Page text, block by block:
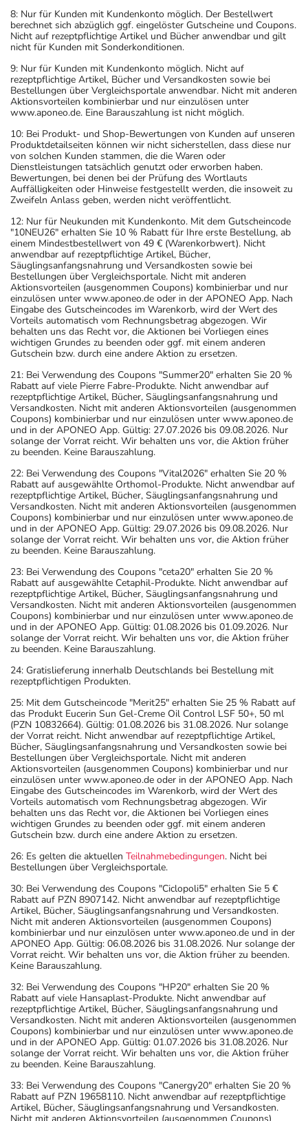
8: Nur für Kunden mit Kundenkonto möglich. Der Bestellwert
berechnet sich abzüglich ggf. eingelöster Gutscheine und Coupons.
Nicht auf rezeptpflichtige Artikel und Bücher anwendbar und gilt
nicht für Kunden mit Sonderkonditionen.
9: Nur für Kunden mit Kundenkonto möglich. Nicht auf
rezeptpflichtige Artikel, Bücher und Versandkosten sowie bei
Bestellungen über Vergleichsportale anwendbar. Nicht mit anderen
Aktionsvorteilen kombinierbar und nur einzulösen unter
www.aponeo.de. Eine Barauszahlung ist nicht möglich.
10: Bei Produkt- und Shop-Bewertungen von Kunden auf unseren
Produktdetailseiten können wir nicht sicherstellen, dass diese nur
von solchen Kunden stammen, die die Waren oder
Dienstleistungen tatsächlich genutzt oder erworben haben.
Bewertungen, bei denen bei der Prüfung des Wortlauts
Auffälligkeiten oder Hinweise festgestellt werden, die insoweit zu
Zweifeln Anlass geben, werden nicht veröffentlicht.
12: Nur für Neukunden mit Kundenkonto. Mit dem Gutscheincode
"10NEU26" erhalten Sie 10 % Rabatt für Ihre erste Bestellung, ab
einem Mindestbestellwert von 49 € (Warenkorbwert). Nicht
anwendbar auf rezeptpflichtige Artikel, Bücher,
Säuglingsanfangsnahrung und Versandkosten sowie bei
Bestellungen über Vergleichsportale. Nicht mit anderen
Aktionsvorteilen (ausgenommen Coupons) kombinierbar und nur
einzulösen unter www.aponeo.de oder in der APONEO App. Nach
Eingabe des Gutscheincodes im Warenkorb, wird der Wert des
Vorteils automatisch vom Rechnungsbetrag abgezogen. Wir
behalten uns das Recht vor, die Aktionen bei Vorliegen eines
wichtigen Grundes zu beenden oder ggf. mit einem anderen
Gutschein bzw. durch eine andere Aktion zu ersetzen.
21: Bei Verwendung des Coupons "Summer20" erhalten Sie 20 %
Rabatt auf viele Pierre Fabre-Produkte. Nicht anwendbar auf
rezeptpflichtige Artikel, Bücher, Säuglingsanfangsnahrung und
Versandkosten. Nicht mit anderen Aktionsvorteilen (ausgenommen
Coupons) kombinierbar und nur einzulösen unter www.aponeo.de
und in der APONEO App. Gültig: 27.07.2026 bis 09.08.2026. Nur
solange der Vorrat reicht. Wir behalten uns vor, die Aktion früher
zu beenden. Keine Barauszahlung.
22: Bei Verwendung des Coupons "Vital2026" erhalten Sie 20 %
Rabatt auf ausgewählte Orthomol-Produkte. Nicht anwendbar auf
rezeptpflichtige Artikel, Bücher, Säuglingsanfangsnahrung und
Versandkosten. Nicht mit anderen Aktionsvorteilen (ausgenommen
Coupons) kombinierbar und nur einzulösen unter www.aponeo.de
und in der APONEO App. Gültig: 29.07.2026 bis 09.08.2026. Nur
solange der Vorrat reicht. Wir behalten uns vor, die Aktion früher
zu beenden. Keine Barauszahlung.
23: Bei Verwendung des Coupons "ceta20" erhalten Sie 20 %
Rabatt auf ausgewählte Cetaphil-Produkte. Nicht anwendbar auf
rezeptpflichtige Artikel, Bücher, Säuglingsanfangsnahrung und
Versandkosten. Nicht mit anderen Aktionsvorteilen (ausgenommen
Coupons) kombinierbar und nur einzulösen unter www.aponeo.de
und in der APONEO App. Gültig: 01.08.2026 bis 01.09.2026. Nur
solange der Vorrat reicht. Wir behalten uns vor, die Aktion früher
zu beenden. Keine Barauszahlung.
24: Gratislieferung innerhalb Deutschlands bei Bestellung mit
rezeptpflichtigen Produkten.
25: Mit dem Gutscheincode "Merit25" erhalten Sie 25 % Rabatt auf
das Produkt Eucerin Sun Gel-Creme Oil Control LSF 50+, 50 ml
(PZN 10832664). Gültig: 01.08.2026 bis 31.08.2026. Nur solange
der Vorrat reicht. Nicht anwendbar auf rezeptpflichtige Artikel,
Bücher, Säuglingsanfangsnahrung und Versandkosten sowie bei
Bestellungen über Vergleichsportale. Nicht mit anderen
Aktionsvorteilen (ausgenommen Coupons) kombinierbar und nur
einzulösen unter www.aponeo.de oder in der APONEO App. Nach
Eingabe des Gutscheincodes im Warenkorb, wird der Wert des
Vorteils automatisch vom Rechnungsbetrag abgezogen. Wir
behalten uns das Recht vor, die Aktionen bei Vorliegen eines
wichtigen Grundes zu beenden oder ggf. mit einem anderen
Gutschein bzw. durch eine andere Aktion zu ersetzen.
26: Es gelten die aktuellen Teilnahmebedingungen. Nicht bei
Bestellungen über Vergleichsportale.
30: Bei Verwendung des Coupons "Ciclopoli5" erhalten Sie 5 €
Rabatt auf PZN 8907142. Nicht anwendbar auf rezeptpflichtige
Artikel, Bücher, Säuglingsanfangsnahrung und Versandkosten.
Nicht mit anderen Aktionsvorteilen (ausgenommen Coupons)
kombinierbar und nur einzulösen unter www.aponeo.de und in der
APONEO App. Gültig: 06.08.2026 bis 31.08.2026. Nur solange der
Vorrat reicht. Wir behalten uns vor, die Aktion früher zu beenden.
Keine Barauszahlung.
32: Bei Verwendung des Coupons "HP20" erhalten Sie 20 %
Rabatt auf viele Hansaplast-Produkte. Nicht anwendbar auf
rezeptpflichtige Artikel, Bücher, Säuglingsanfangsnahrung und
Versandkosten. Nicht mit anderen Aktionsvorteilen (ausgenommen
Coupons) kombinierbar und nur einzulösen unter www.aponeo.de
und in der APONEO App. Gültig: 01.07.2026 bis 31.08.2026. Nur
solange der Vorrat reicht. Wir behalten uns vor, die Aktion früher
zu beenden. Keine Barauszahlung.
33: Bei Verwendung des Coupons "Canergy20" erhalten Sie 20 %
Rabatt auf PZN 19658110. Nicht anwendbar auf rezeptpflichtige
Artikel, Bücher, Säuglingsanfangsnahrung und Versandkosten.